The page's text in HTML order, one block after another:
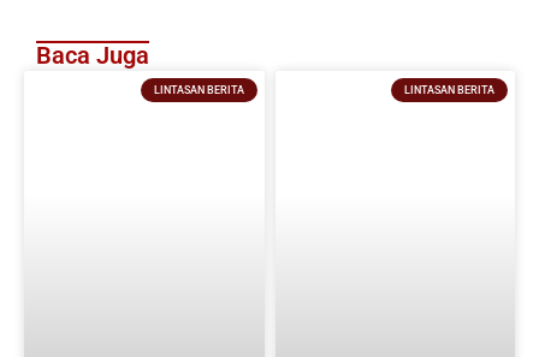
Baca Juga
LINTASAN BERITA LINTASAN BERITA